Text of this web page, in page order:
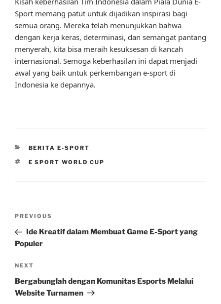
Sport memang patut untuk dijadikan inspirasi bagi
semua orang. Mereka telah menunjukkan bahwa
dengan kerja keras, determinasi, dan semangat pantang
menyerah, kita bisa meraih kesuksesan di kancah
internasional. Semoga keberhasilan ini dapat menjadi
awal yang baik untuk perkembangan e-sport di
Indonesia ke depannya.
CATEGORIES
BERITA E-SPORT
TAGS
E SPORT WORLD CUP
Previous
Post
PREVIOUS
Ide Kreatif dalam Membuat Game E-Sport yang
Populer
Next
Post
NEXT
Bergabunglah dengan Komunitas Esports Melalui
Website Turnamen